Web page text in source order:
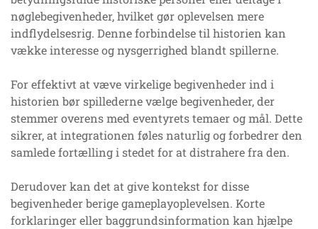
nøglebegivenheder, hvilket gør oplevelsen mere
indflydelsesrig. Denne forbindelse til historien kan
vække interesse og nysgerrighed blandt spillerne.
For effektivt at væve virkelige begivenheder ind i
historien bør spillederne vælge begivenheder, der
stemmer overens med eventyrets temaer og mål. Dette
sikrer, at integrationen føles naturlig og forbedrer den
samlede fortælling i stedet for at distrahere fra den.
Derudover kan det at give kontekst for disse
begivenheder berige gameplayoplevelsen. Korte
forklaringer eller baggrundsinformation kan hjælpe